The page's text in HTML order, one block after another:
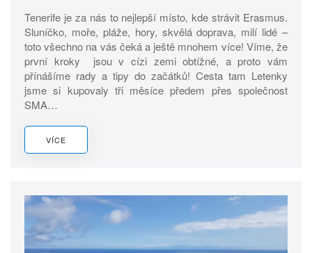
Tenerife je za nás to nejlepší místo, kde strávit Erasmus.
Sluníčko, moře, pláže, hory, skvělá doprava, milí lidé –
toto všechno na vás čeká a ještě mnohem více! Víme, že
první kroky jsou v cízi zemi obtížné, a proto vám
přínášíme rady a tipy do začátků! Cesta tam Letenky
jsme si kupovaly tři měsíce předem přes společnost
SMA…
VÍCE